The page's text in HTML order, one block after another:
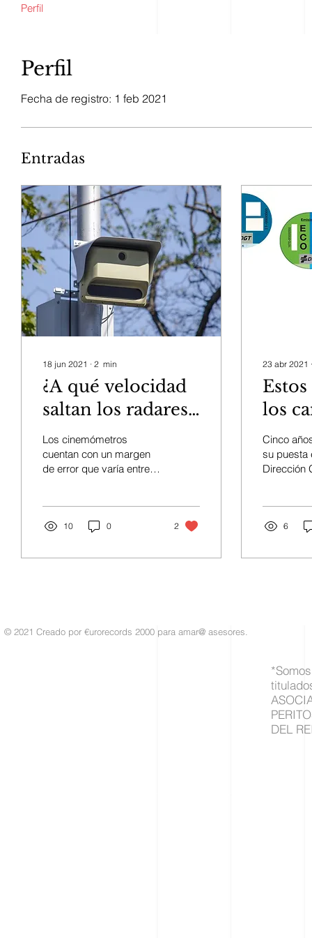
Perfil
Fecha de registro: 1 feb 2021
Entradas
18 jun 2021 ∙ 2 min
¿A qué velocidad
saltan los radares
de la DGT según
cada carretera?
Los cinemómetros
cuentan con un margen
de error que varía entre el
10 0 2
23 abr 2021
los
2021
Cinco
su puesta
Dirección
6
Perfil
© 2021 Creado por €urorecords 2000 para amar@ asesores.
DEL